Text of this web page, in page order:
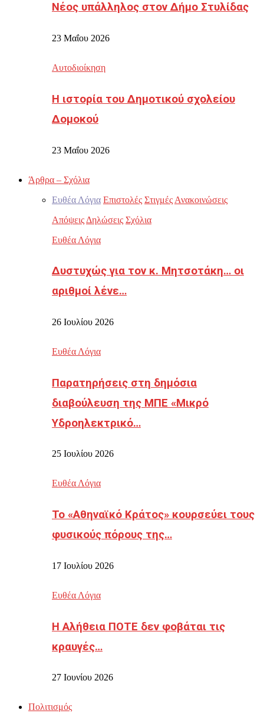
Νέος υπάλληλος στον Δήμο Στυλίδας
23 Μαΐου 2026
Αυτοδιοίκηση
Η ιστορία του Δημοτικού σχολείου
Δομοκού
23 Μαΐου 2026
Άρθρα – Σχόλια
Ευθέα Λόγια Επιστολές Στιγμές Ανακοινώσεις
Απόψεις Δηλώσεις Σχόλια
Ευθέα Λόγια
Δυστυχώς για τον κ. Μητσοτάκη… οι
αριθμοί λένε…
26 Ιουλίου 2026
Ευθέα Λόγια
Παρατηρήσεις στη δημόσια
διαβούλευση της ΜΠΕ «Μικρό
Υδροηλεκτρικό…
25 Ιουλίου 2026
Ευθέα Λόγια
Το «Αθηναϊκό Κράτος» κουρσεύει τους
φυσικούς πόρους της…
17 Ιουλίου 2026
Ευθέα Λόγια
Η Αλήθεια ΠΟΤΕ δεν φοβάται τις
κραυγές…
27 Ιουνίου 2026
Πολιτισμός